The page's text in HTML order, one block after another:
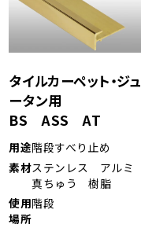
タイルカーペット・ジュ
ータン用
BS ASS AT
用途階段すべり止め
素材ステンレス アルミ
真ちゅう 樹脂
使用
場所
階段